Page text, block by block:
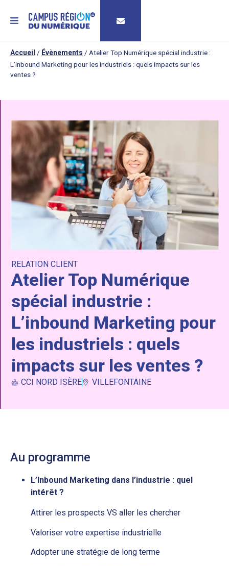
MENU
Accueil / Évènements / Atelier Top Numérique spécial industrie :
L’inbound Marketing pour les industriels : quels impacts sur les
ventes ?
RELATION CLIENT
Atelier Top Numérique
spécial industrie :
L’inbound Marketing pour
les industriels : quels
impacts sur les ventes ?
CCI NORD ISÈRE VILLEFONTAINE
Au programme
L’Inbound Marketing dans l’industrie : quel
intérêt ?
Attirer les prospects VS aller les chercher
Valoriser votre expertise industrielle
Adopter une stratégie de long terme